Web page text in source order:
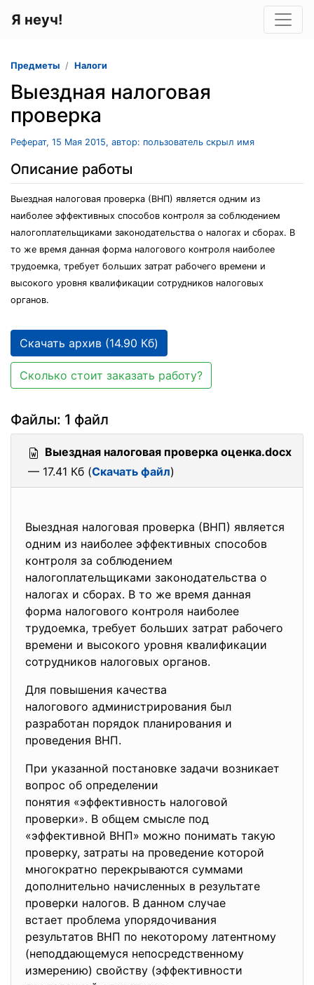
Я неуч!
Предметы Налоги
Выездная налоговая
проверка
Реферат, 15 Мая 2015, автор: пользователь скрыл имя
Описание работы
Выездная налоговая проверка (ВНП) является одним из
наиболее эффективных способов контроля за соблюдением
налогоплательщиками законодательства о налогах и сборах. В
то же время данная форма налогового контроля наиболее
трудоемка, требует больших затрат рабочего времени и
высокого уровня квалификации сотрудников налоговых
органов.
Скачать архив (14.90 Кб)
Сколько стоит заказать работу?
Файлы: 1 файл
Выездная налоговая проверка оценка.docx
— 17.41 Кб (Скачать файл)
Выездная налоговая проверка (ВНП) является
одним из наиболее эффективных способов
контроля за соблюдением
налогоплательщиками законодательства о
налогах и сборах. В то же время данная
форма налогового контроля наиболее
трудоемка, требует больших затрат рабочего
времени и высокого уровня квалификации
сотрудников налоговых органов.
Для повышения качества
налогового администрирования был
разработан порядок планирования и
проведения ВНП.
При указанной постановке задачи возникает
вопрос об определении
понятия «эффективность налоговой
проверки». В общем смысле под
«эффективной ВНП» можно понимать такую
проверку, затраты на проведение которой
многократно перекрываются суммами
дополнительно начисленных в результате
проверки налогов. В данном случае
встает проблема упорядочивания
результатов ВНП по некоторому латентному
(неподдающемуся непосредственному
измерению) свойству (эффективности